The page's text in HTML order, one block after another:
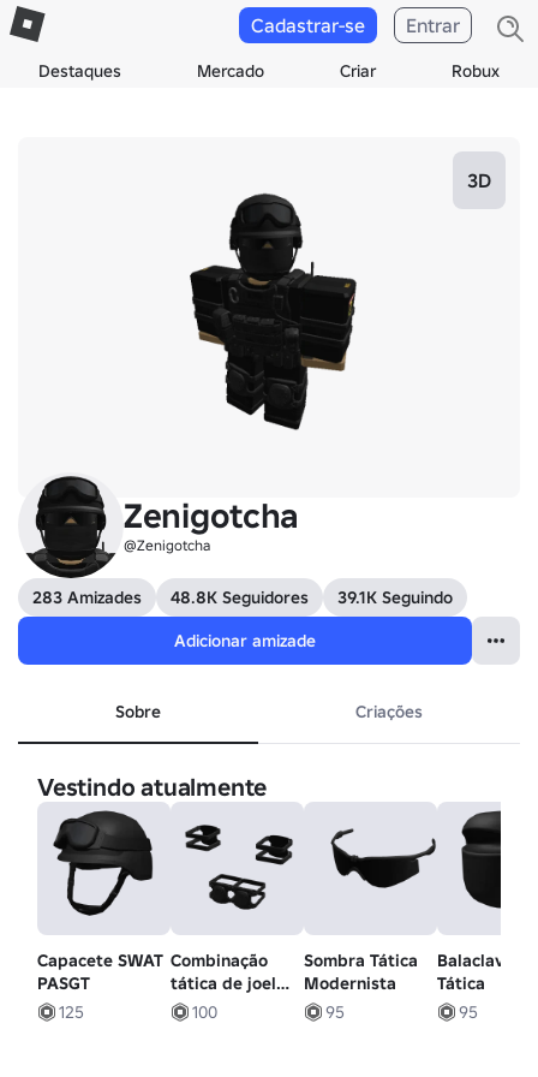
Destaques Mercado Criar Robux
Cadastrar-se Entrar
3D
Zenigotcha
@Zenigotcha
283 Amizades 48.8K Seguidores
39.1K Seguindo
Adicionar amizade
Sobre Criações
Vestindo atualmente
Capacete SWAT
PASGT
125
Combinação
tática de joelho
e cotovelo [1.0]
100
Sombra Tática
Modernista
95
Balaclava
Tática
95